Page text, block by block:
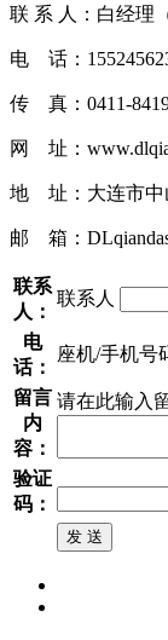
联 系 人：白经理
电 话：
传 真：0411-
网 址：
地 址：大连市中
邮 箱：
联系
人：
联系人
电
话：
座机/手机号
留言
内
容：
请在此输入
验证
码：